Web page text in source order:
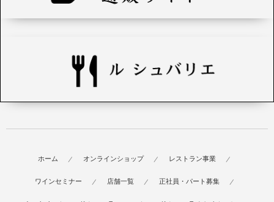
ホーム オンラインショップ レストラン事業
ワインセミナー 店舗一覧 正社員・パート募集